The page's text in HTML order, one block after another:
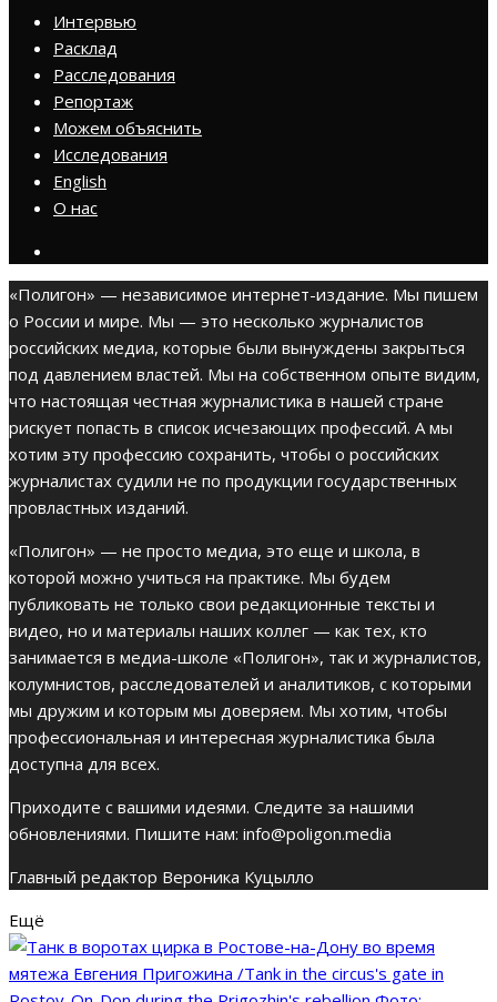
Интервью
Расклад
Расследования
Репортаж
Можем объяснить
Исследования
English
О нас
«Полигон» — независимое интернет-издание. Мы пишем
о России и мире. Мы — это несколько журналистов
российских медиа, которые были вынуждены закрыться
под давлением властей. Мы на собственном опыте видим,
что настоящая честная журналистика в нашей стране
рискует попасть в список исчезающих профессий. А мы
хотим эту профессию сохранить, чтобы о российских
журналистах судили не по продукции государственных
провластных изданий.
«Полигон» — не просто медиа, это еще и школа, в
которой можно учиться на практике. Мы будем
публиковать не только свои редакционные тексты и
видео, но и материалы наших коллег — как тех, кто
занимается в медиа-школе «Полигон», так и журналистов,
колумнистов, расследователей и аналитиков, с которыми
мы дружим и которым мы доверяем. Мы хотим, чтобы
профессиональная и интересная журналистика была
доступна для всех.
Приходите с вашими идеями. Следите за нашими
обновлениями. Пишите нам: info@poligon.media
Главный редактор Вероника Куцылло
Ещё